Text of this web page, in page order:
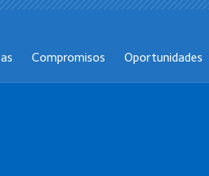
Compromisos Oportunidades